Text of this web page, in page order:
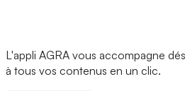
L'appli AGRA vous accompagne
à tous vos contenus en un clic.